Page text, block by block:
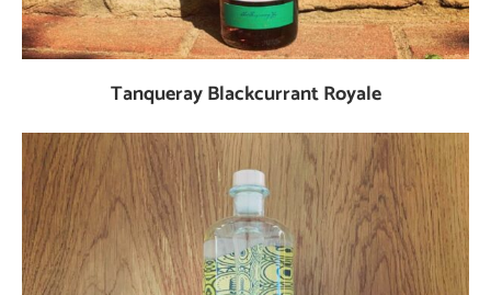
Tanqueray Blackcurrant Royale